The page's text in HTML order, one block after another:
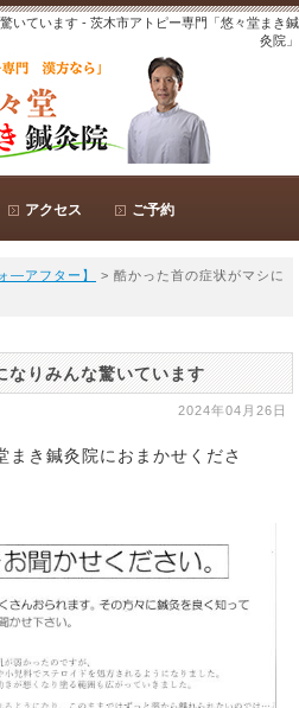
いています - 茨木市アトピー専門「悠々堂まき鍼
灸院」
アクセス ご予約
―アフター】
> 酷かった首の症状がマシに
なりみんな驚いています
2024年04月26日
き鍼灸院におまかせくださ